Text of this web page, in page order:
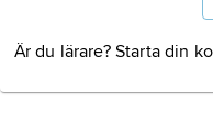
Är du lärare? Starta din